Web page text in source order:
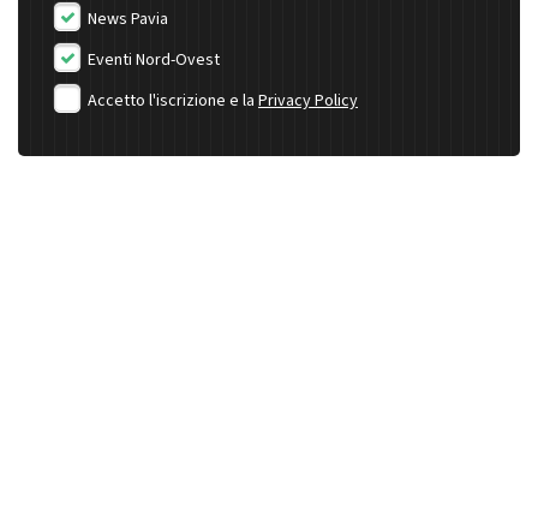
News Pavia
Eventi Nord-Ovest
Accetto l'iscrizione e la Privacy Policy